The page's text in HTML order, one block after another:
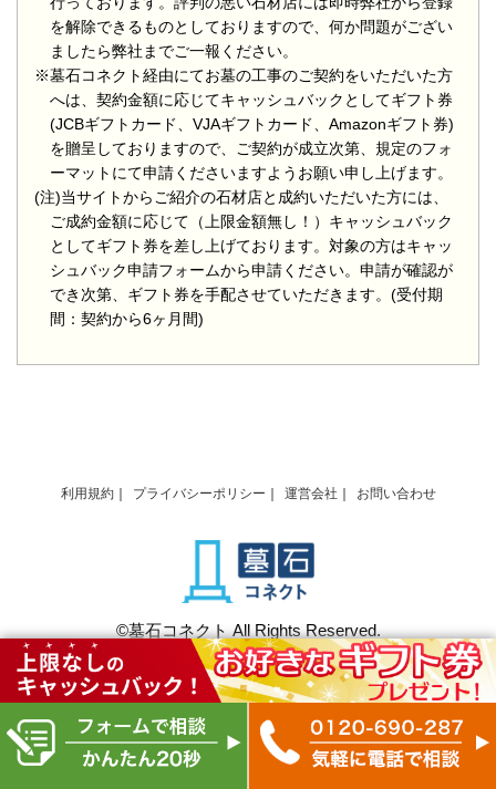
を解除できるものとしておりますので、何か問題がござい
ましたら弊社までご一報ください。
※墓石コネクト経由にてお墓の工事のご契約をいただいた方
へは、契約金額に応じてキャッシュバックとしてギフト券
(JCBギフトカード、VJAギフトカード、Amazonギフト券)
を贈呈しておりますので、ご契約が成立次第、規定のフォ
ーマットにて申請くださいますようお願い申し上げます。
(注)当サイトからご紹介の石材店と成約いただいた方には、
ご成約金額に応じて（上限金額無し！）キャッシュバック
としてギフト券を差し上げております。対象の方はキャッ
シュバック申請フォームから申請ください。申請が確認が
でき次第、ギフト券を手配させていただきます。(受付期
間：契約から6ヶ月間)
利用規約 プライバシーポリシー 運営会社 お問い合わせ
©墓石コネクト All Rights Reserved.